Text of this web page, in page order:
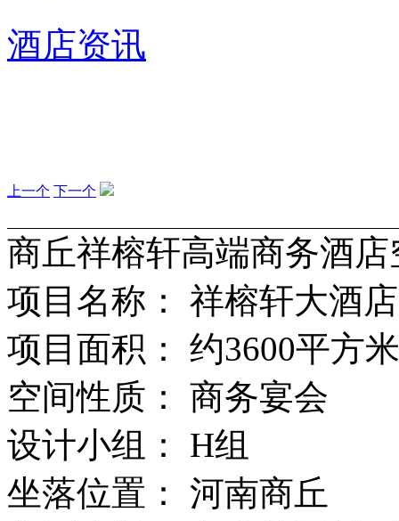
酒店资讯
上一个 下一个
商丘祥榕轩高端商务酒
项目名称： 祥榕轩大酒店
项目面积： 约3600平方米
空间性质： 商务宴会
设计小组： H组
坐落位置： 河南商丘